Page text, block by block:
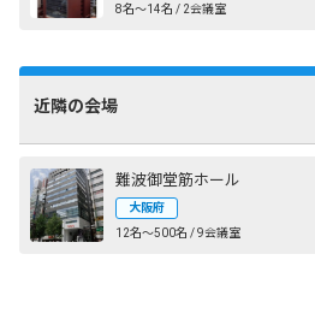
8名〜14名 / 2会議室
近隣の会場
難波御堂筋ホール
大阪府
12名〜500名 / 9会議室